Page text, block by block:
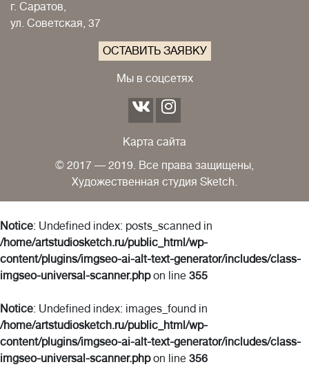
г. Саратов,
ул. Советская, 37
ОСТАВИТЬ ЗАЯВКУ
Мы в соцсетях
Карта сайта
© 2017 — 2019. Все права защищены,
Художественная студия Sketch.
Notice: Undefined index: posts_scanned in
/home/artstudiosketch.ru/public_html/wp-
content/plugins/imgseo-ai-alt-text-generator/includes/class-
imgseo-universal-scanner.phpon line 355
Notice: Undefined index: images_found in
/home/artstudiosketch.ru/public_html/wp-
content/plugins/imgseo-ai-alt-text-generator/includes/class-
imgseo-universal-scanner.phpon line 356